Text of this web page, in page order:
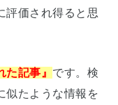
評価され得ると思
た記事』 です。検
似たような情報を